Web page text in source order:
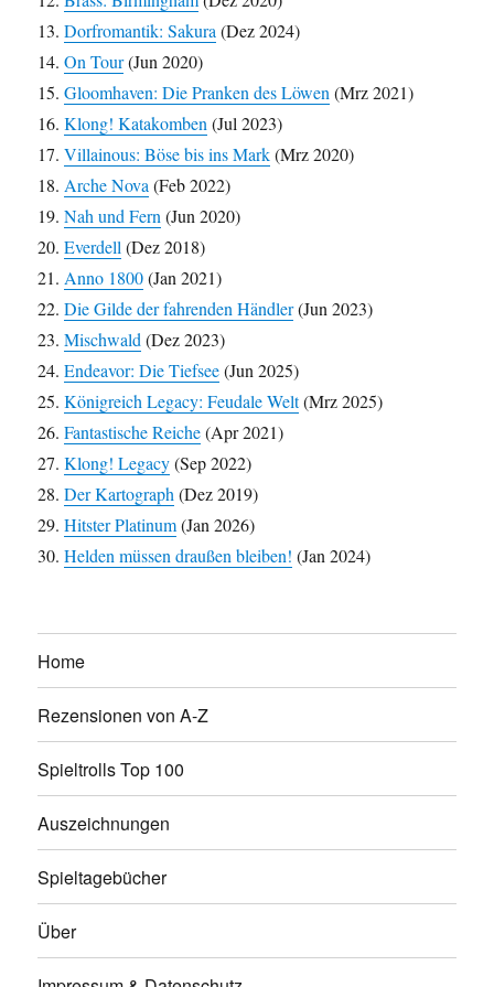
Dorfromantik: Sakura(Dez 2024)
On Tour(Jun 2020)
Gloomhaven: Die Pranken des Löwen(Mrz 2021)
Klong! Katakomben(Jul 2023)
Villainous: Böse bis ins Mark(Mrz 2020)
Arche Nova(Feb 2022)
Nah und Fern(Jun 2020)
Everdell(Dez 2018)
Anno 1800(Jan 2021)
Die Gilde der fahrenden Händler(Jun 2023)
Mischwald(Dez 2023)
Endeavor: Die Tiefsee(Jun 2025)
Königreich Legacy: Feudale Welt(Mrz 2025)
Fantastische Reiche(Apr 2021)
Klong! Legacy(Sep 2022)
Der Kartograph(Dez 2019)
Hitster Platinum(Jan 2026)
Helden müssen draußen bleiben! (Jan 2024)
Home
Rezensionen von A-Z
Spieltrolls Top 100
Auszeichnungen
Spieltagebücher
Über